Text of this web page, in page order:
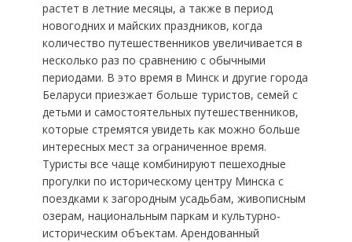
растет в летние месяцы, а также в период
новогодних и майских праздников, когда
количество путешественников увеличивается в
несколько раз по сравнению с обычными
периодами. В это время в Минск и другие города
Беларуси приезжает больше туристов, семей с
детьми и самостоятельных путешественников,
которые стремятся увидеть как можно больше
интересных мест за ограниченное время.
Туристы все чаще комбинируют пешеходные
прогулки по историческому центру Минска с
поездками к загородным усадьбам, живописным
озерам, национальным паркам и культурно-
историческим объектам. Арендованный